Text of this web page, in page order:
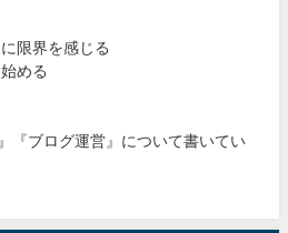
限界を感じる
める
『ブログ運営』について書いてい